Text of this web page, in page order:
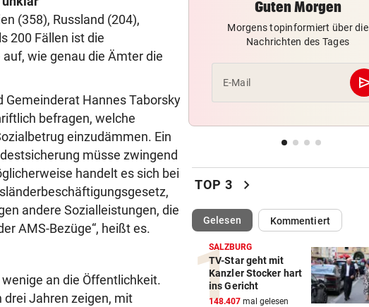
(358), Russland (204),
200 Fällen ist die
wie genau die Ämter die
Gemeinderat Hannes Taborsky
befragen, welche
einzudämmen. Ein
müsse zwingend
handelt es sich bei
andere Sozialleistungen, die
AMS-Bezüge“, heißt es.
an die Öffentlichkeit.
drei Jahren zeigen, mit
AM HEIMWEG
Fußgänger getötet: Lenker
flüchtet nach Unfall
vor
Säure-Einbrecher in Wien-
Ottakring am Werk
Begräbnis erhalten
ORF beruhigt: „Meiste mehr
einen Empfangsweg“
DEUTLICHE WORTE vor
„Katastrophal“: Benatia
mit Ex-Klub ab
Guten Morgen
Morgens topinformiert über die
Nachrichten des Tages
E-Mail
TOP 3 chevron_right
Gelesen(ausgewählt)Kommentiert
SALZBURG
TV-Star geht mit
Kanzler Stocker hart
ins Gericht
148.407 mal gelesen